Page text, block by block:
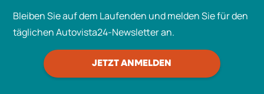
Bleiben Sie auf dem Laufenden und melden Sie für den
täglichen Autovista24-Newsletter an.
JETZT ANMELDEN